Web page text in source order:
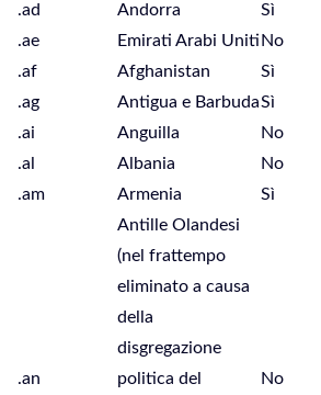
.ad Andorra Sì
.ae
Emirati Arabi Uniti No
.af
Afghanistan Sì
.ag
Antigua e BarbudaSì
.ai
Anguilla No
.al
Albania No
.am
Armenia Sì
.an
Antille Olandesi
(nel frattempo
eliminato a causa
della
disgregazione
politica del
No